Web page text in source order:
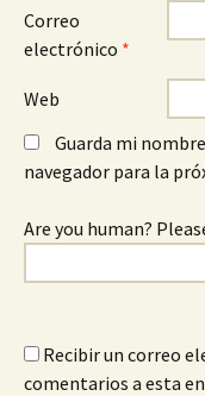
Correo
electrónico *
Web
Guarda mi
navegador para la
Are you human?
Recibir un correo
comentarios a esta